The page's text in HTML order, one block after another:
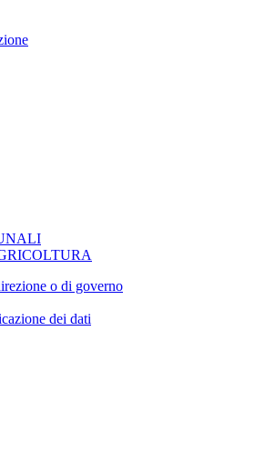
o di governo
dei dati